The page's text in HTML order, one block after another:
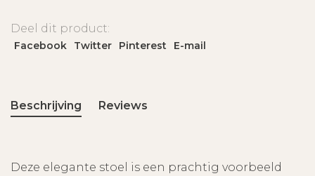
Deel dit product:
Facebook Twitter Pinterest E-mail
Beschrijving Reviews
Deze elegante stoel is een prachtig voorbeeld